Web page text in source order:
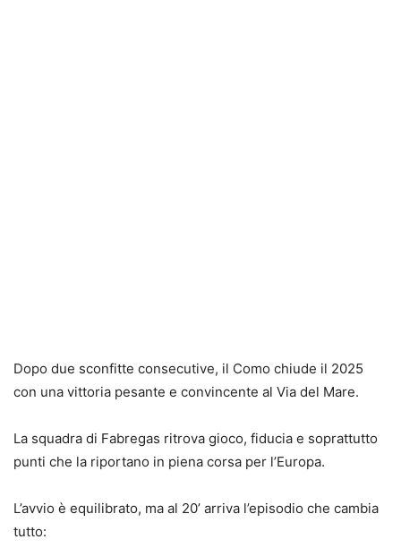
Dopo due sconfitte consecutive, il Como chiude il 2025
con una vittoria pesante e convincente al Via del Mare.
La squadra di Fabregas ritrova gioco, fiducia e soprattutto
punti che la riportano in piena corsa per l’Europa.
L’avvio è equilibrato, ma al 20’ arriva l’episodio che cambia
tutto: